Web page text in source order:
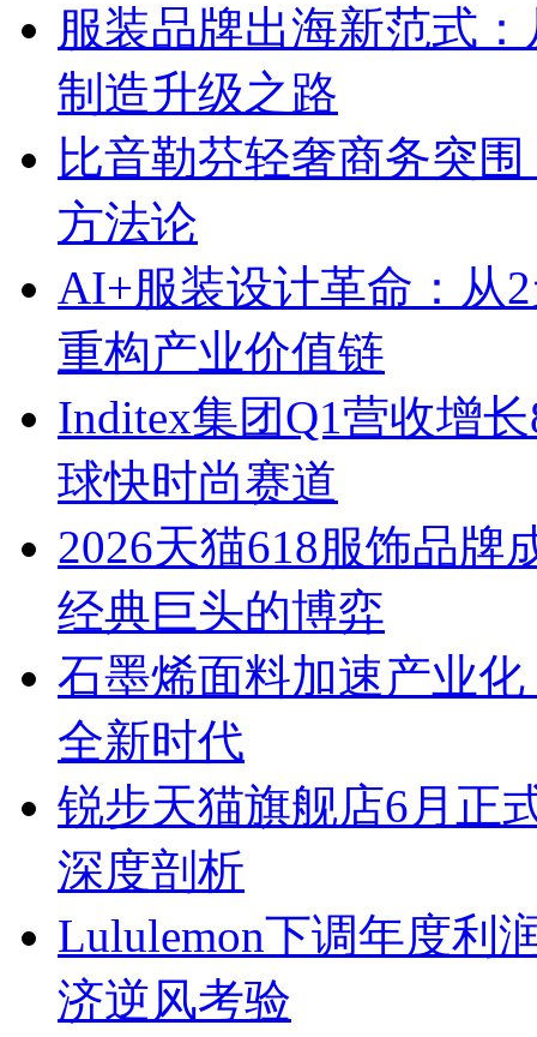
服装品牌出海新范式
制造升级之路
比音勒芬轻奢商务突
方法论
AI+服装设计革命：从
重构产业价值链
Inditex集团Q1营收增
球快时尚赛道
2026天猫618服饰品牌
经典巨头的博弈
石墨烯面料加速产业
全新时代
锐步天猫旗舰店6月正
深度剖析
Lululemon下调年度利
济逆风考验